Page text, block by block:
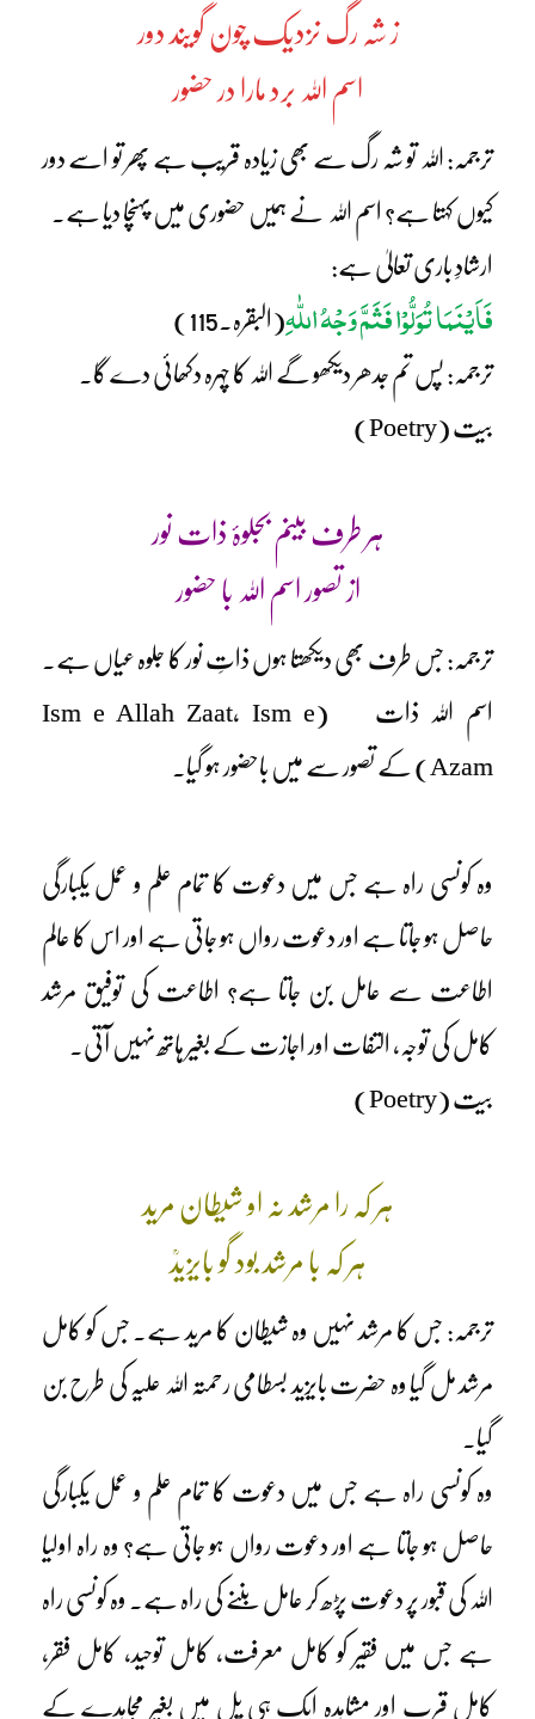
ز شہ رگ نزدیک چون گویند دور
اسم اللہ برد مارا در حضور
ترجمہ: اللہ تو شہ رگ سے بھی زیادہ قریب ہے پھر تو اسے دور
کیوں کہتا ہے؟ اسم اللہ نے ہمیں حضوری میں پہنچا دیا ہے۔
ارشادِ باری تعالیٰ ہے:
فَاَیْنَمَا تُوَلُّوْا فَثَمَّ وَجْہُ اللّٰہِ(البقرہ۔115)
ترجمہ: پس تم جدھر دیکھو گے اللہ کا چہرہ دکھائی دے گا۔
بیت (Poetry)
ہر طرف بینم بجلوۂ ذات نور
از تصور اسم اللہ با حضور
ترجمہ: جس طرف بھی دیکھتا ہوں ذاتِ نور کا جلوہ عیاں ہے۔
اسم اللہ ذات (Ism e Allah Zaat, Ism e
Azam) کے تصور سے میں باحضور ہو گیا۔
وہ کونسی راہ ہے جس میں دعوت کا تمام علم و عمل یکبارگی
حاصل ہو جاتا ہے اور دعوت رواں ہو جاتی ہے اور اس کا عالم
اطاعت سے عامل بن جاتا ہے؟ اطاعت کی توفیق مرشد
کامل کی توجہ، التفات اور اجازت کے بغیر ہاتھ نہیں آتی۔
بیت (Poetry)
ہر کہ را مرشد نہ او شیطان مرید
ہر کہ با مرشد بود گو بایزیدؒ
ترجمہ: جس کا مرشد نہیں وہ شیطان کا مرید ہے۔ جس کو کامل
مرشد مل گیا وہ حضرت بایزید بسطامی رحمتہ اللہ علیہ کی طرح بن
گیا۔
وہ کونسی راہ ہے جس میں دعوت کا تمام علم و عمل یکبارگی
حاصل ہو جاتا ہے اور دعوت رواں ہو جاتی ہے؟ وہ راہ اولیا
اللہ کی قبور پر دعوت پڑھ کر عامل بننے کی راہ ہے۔ وہ کونسی راہ
ہے جس میں فقیر کو کامل معرفت، کامل توحید، کامل فقر،
کامل قرب اور مشاہدہ ایک ہی پل میں بغیر مجاہدے کے